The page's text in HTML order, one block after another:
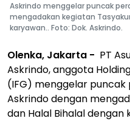
Askrindo menggelar puncak
mengadakan kegiatan
karyawan.. Foto: Dok. Askrindo.
Olenka, Jakarta - PT
Askrindo, anggota
(IFG) menggelar
Askrindo dengan
dan Halal Bihalal dengan